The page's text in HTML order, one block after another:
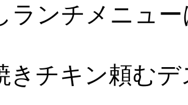
ランチメニュ
きチキン頼む